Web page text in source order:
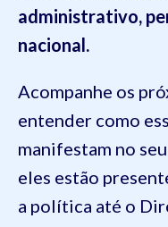
administrativo,
nacional.
Acompanhe os
entender como
manifestam no
eles estão
a política até o